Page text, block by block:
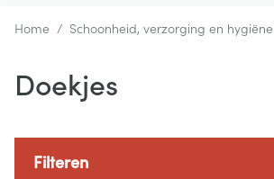
Home / Schoonheid, verzorging en hygiëne
Doekjes
Filteren